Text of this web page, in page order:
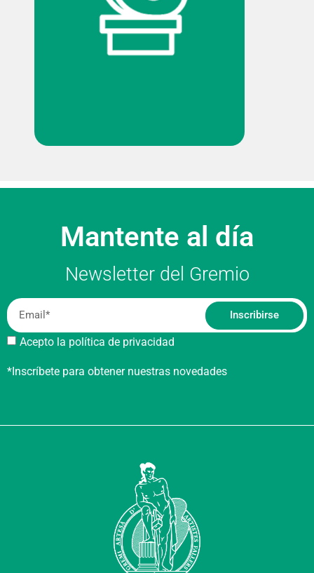
Mantente al día
Newsletter del Gremio
Acepto la política de privacidad
Inscribirse
*Inscríbete para obtener nuestras novedades